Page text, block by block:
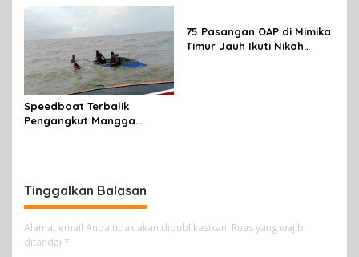
Pemicunya
Speedboat Terbalik
Pengangkut Mangga
75 Pasangan OAP di Mimika
Timur Jauh Ikuti Nikah
Tinggalkan Balasan
Alamat email Anda tidak akan dipublikasikan. Ruas yang wajib
ditandai *